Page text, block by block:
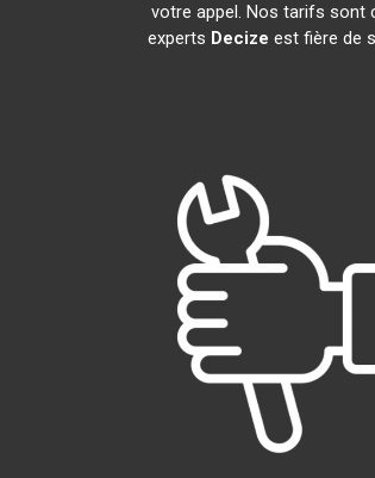
votre appel. Nos tarifs sont
experts Decize est fière de